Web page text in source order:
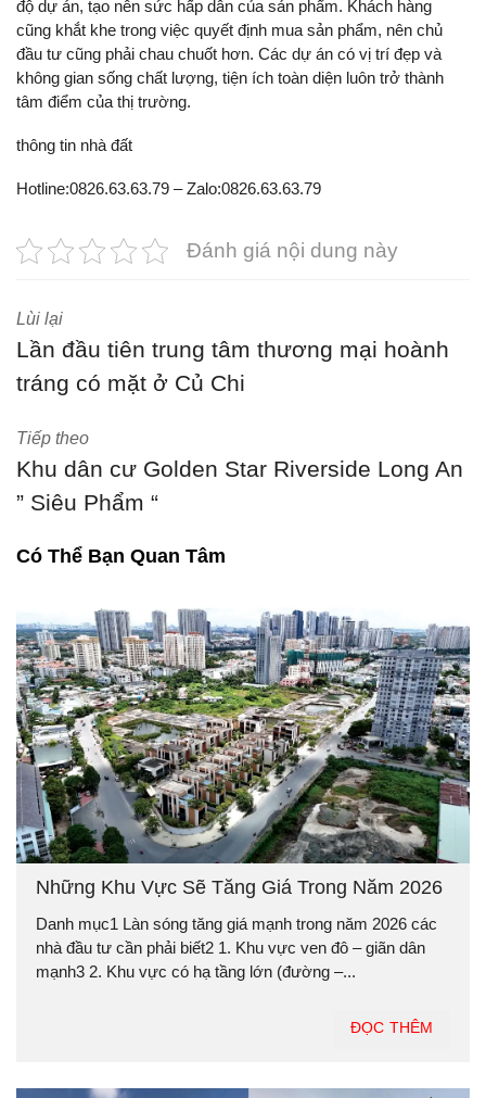
độ dự án, tạo nên sức hấp dẫn của sản phẩm. Khách hàng
cũng khắt khe trong việc quyết định mua sản phẩm, nên chủ
đầu tư cũng phải chau chuốt hơn. Các dự án có vị trí đẹp và
không gian sống chất lượng, tiện ích toàn diện luôn trở thành
tâm điểm của thị trường.
thông tin nhà đất
Hotline:0826.63.63.79 – Zalo:0826.63.63.79
Đánh giá nội dung này
Lùi lại
Lần đầu tiên trung tâm thương mại hoành
tráng có mặt ở Củ Chi
Tiếp theo
Khu dân cư Golden Star Riverside Long An
” Siêu Phẩm “
Có Thể Bạn Quan Tâm
Những Khu Vực Sẽ Tăng Giá Trong Năm 2026
Danh mục1 Làn sóng tăng giá mạnh trong năm 2026 các
nhà đầu tư cần phải biết2 1. Khu vực ven đô – giãn dân
mạnh3 2. Khu vực có hạ tầng lớn (đường –...
ĐỌC THÊM